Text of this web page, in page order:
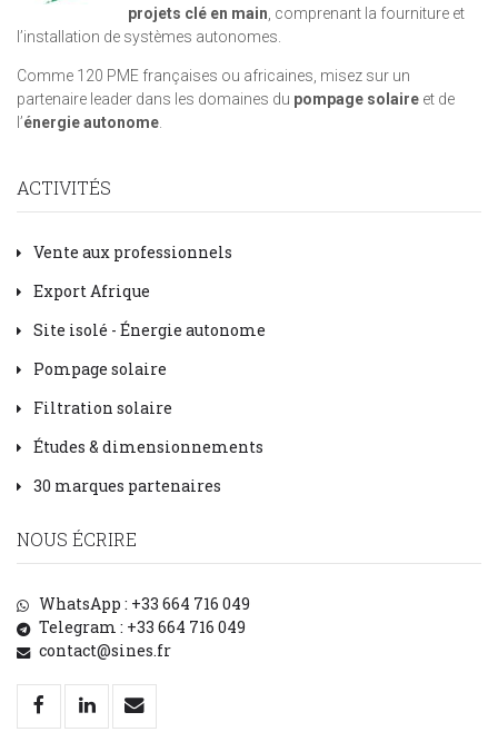
projets clé en main , comprenant la fourniture et
l’installation de systèmes autonomes.
Comme 120 PME françaises ou africaines, misez sur un
partenaire leader dans les domaines du pompage solaire et de
l’énergie autonome
ACTIVITÉS
Vente aux professionnels
Export Afrique
Site isolé - Énergie autonome
Pompage solaire
Filtration solaire
Études & dimensionnements
30 marques partenaires
NOUS ÉCRIRE
WhatsApp : +33 664 716 049
Telegram : +33 664 716 049
contact@sines.fr